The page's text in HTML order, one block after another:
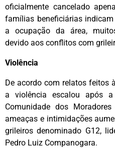
oficialmente cancelado
famílias beneficiárias
a ocupação da área,
devido aos conflitos com
Violência
De acordo com relatos feitos
a violência escalou após
Comunidade dos
ameaças e intimidações
grileiros denominado G12,
Pedro Luiz Companogara.